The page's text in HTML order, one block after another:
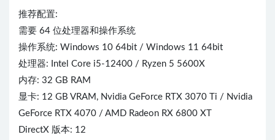
推荐配置:
需要 64 位处理器和操作系统
操作系统: Windows 10 64bit / Windows 11 64bit
处理器: Intel Core i5-12400 / Ryzen 5 5600X
内存: 32 GB RAM
显卡: 12 GB VRAM, Nvidia GeForce RTX 3070 Ti / Nvidia
GeForce RTX 4070 / AMD Radeon RX 6800 XT
DirectX 版本: 12